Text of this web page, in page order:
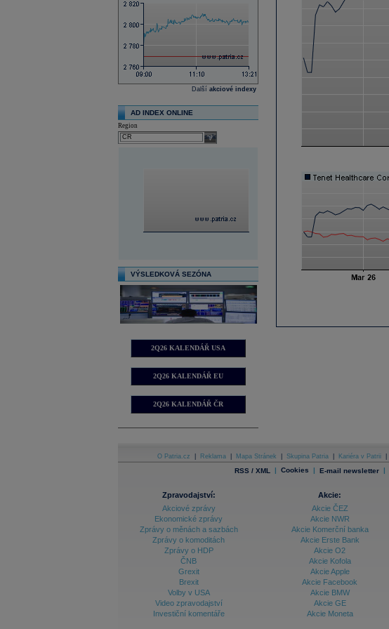
Další akciové indexy
AD INDEX ONLINE
Region
select
VÝSLEDKOVÁ SEZÓNA
2Q26 KALENDÁŘ USA
2Q26 KALENDÁŘ EU
2Q26 KALENDÁŘ ČR
O Patria.cz Reklama Mapa Stránek Skupina Patria Kariéra v Patrii
RSS / XML | Cookies | E-mail newsletter |
Zpravodajství:
Akciové zprávy
Ekonomické zprávy
Zprávy o měnách a sazbách
Zprávy o komoditách
Zprávy o HDP
ČNB
Grexit
Brexit
Volby v USA
Video zpravodajství
Investiční komentáře
Akcie:
Akcie ČEZ
Akcie NWR
Akcie Komerční banka
Akcie Erste Bank
Akcie O2
Akcie Kofola
Akcie Apple
Akcie Facebook
Akcie BMW
Akcie GE
Akcie Moneta